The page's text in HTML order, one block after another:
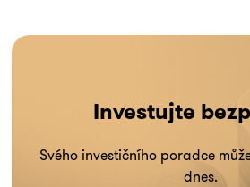
Investujte
Svého investičního poradce
dnes.